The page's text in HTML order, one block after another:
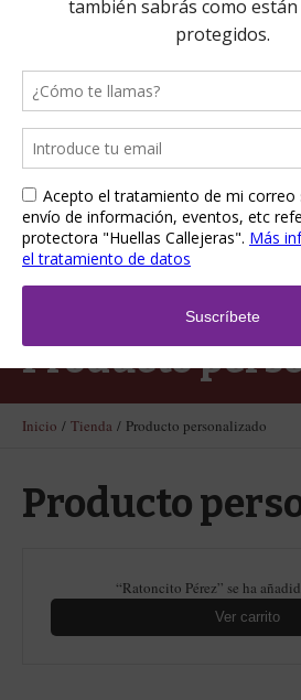
Producto
Inicio / Tienda / Producto personalizado
Producto
“Ratoncito Pérez” se ha
Ver carrito